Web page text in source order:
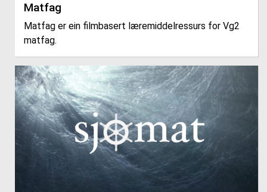
Matfag
Matfag er ein filmbasert læremiddelressurs for Vg2
matfag.